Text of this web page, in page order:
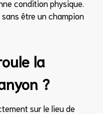
condition physique.
être un champion
la
?
sur le lieu de